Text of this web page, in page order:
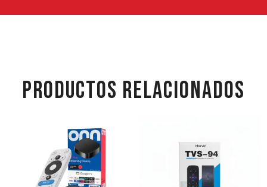
PRODUCTOS RELACIONADOS